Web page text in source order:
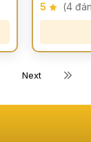
5
(4
Next